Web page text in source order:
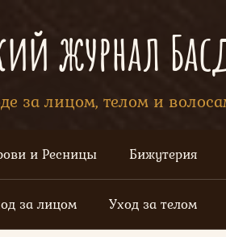
журнал
за лицом, телом и
и Ресницы Бижутерия
за лицом Уход за телом